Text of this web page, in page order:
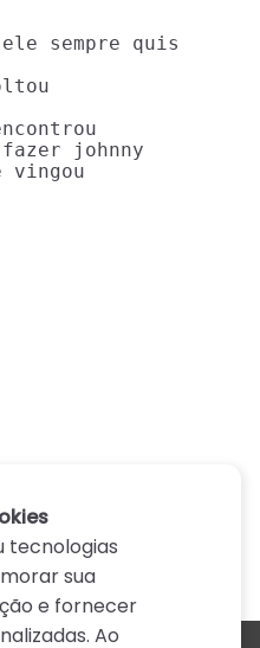
sempre quis
johnny
vingou
tecnologias
sua
e fornecer
Ao